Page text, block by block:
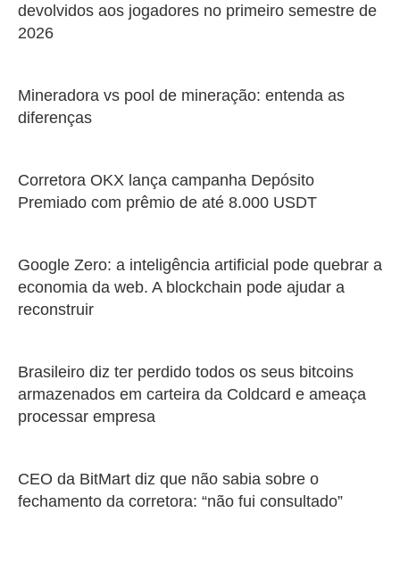
devolvidos aos jogadores no primeiro semestre de
2026
Mineradora vs pool de mineração: entenda as
diferenças
Corretora OKX lança campanha Depósito
Premiado com prêmio de até 8.000 USDT
Google Zero: a inteligência artificial pode quebrar a
economia da web. A blockchain pode ajudar a
reconstruir
Brasileiro diz ter perdido todos os seus bitcoins
armazenados em carteira da Coldcard e ameaça
processar empresa
CEO da BitMart diz que não sabia sobre o
fechamento da corretora: “não fui consultado”